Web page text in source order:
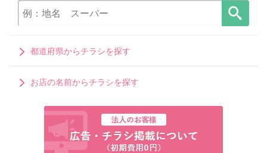
都道府県からチラシを探す
お店の名前からチラシを探す